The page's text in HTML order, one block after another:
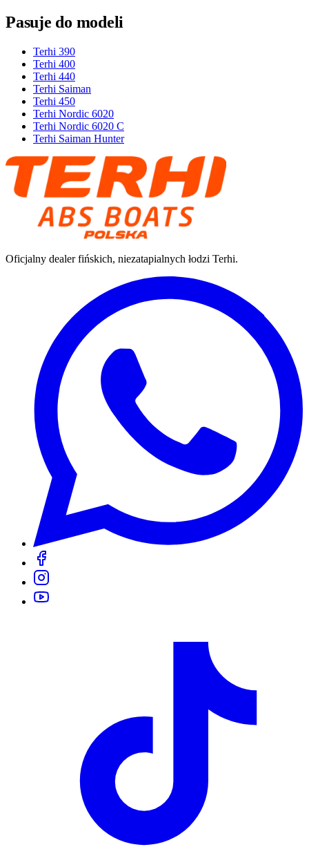
Pasuje do modeli
Terhi 390
Terhi 400
Terhi 440
Terhi Saiman
Terhi 450
Terhi Nordic 6020
Terhi Nordic 6020 C
Terhi Saiman Hunter
Oficjalny dealer fińskich, niezatapialnych łodzi Terhi.